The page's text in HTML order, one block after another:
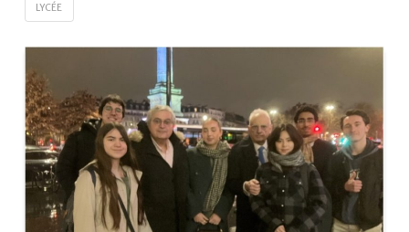
LYCÉE